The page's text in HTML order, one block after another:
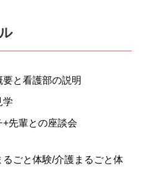
要と看護部の説明
学
+先輩との座談会
るごと体験/介護まるごと体